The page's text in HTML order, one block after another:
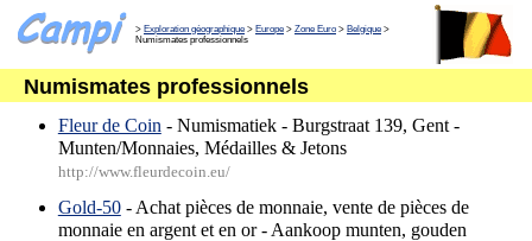
> Exploration géographique > Europe > Zone Euro > Belgique >
Numismates professionnels
Numismates professionnels
Fleur de Coin - Numismatiek - Burgstraat 139, Gent -
Munten/Monnaies, Médailles & Jetons
http://www.fleurdecoin.eu/
Gold-50- Achat pièces de monnaie, vente de pièces de
monnaie en argent et en or - Aankoop munten, gouden